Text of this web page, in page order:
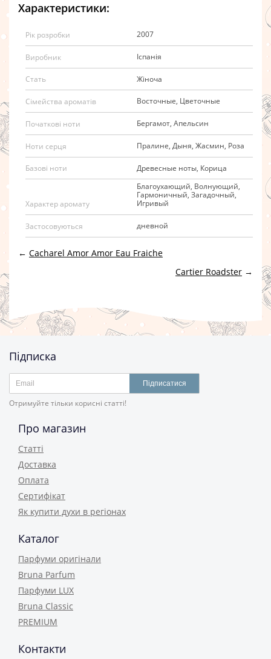
Характеристики:
Рік розробки 2007
Виробник Іспанія
Стать Жіноча
Сімейства ароматів Восточные, Цветочные
Початкові ноти Бергамот, Апельсин
Ноти серця Пралине, Дыня, Жасмин, Роза
Базові ноти Древесные ноты, Корица
Характер аромату
Благоухающий, Волнующий,
Гармоничный, Загадочный,
Игривый
Застосовуються дневной
← Cacharel Amor Amor Eau Fraiche
Cartier Roadster →
Підписка
Підписатися
Отримуйте тільки корисні статті!
Про магазин
Статті
Доставка
Оплата
Сертифікат
Як купити духи в регіонах
Каталог
Парфуми оригінали
Bruna Parfum
Парфуми LUX
Bruna Classic
PREMIUM
Контакти